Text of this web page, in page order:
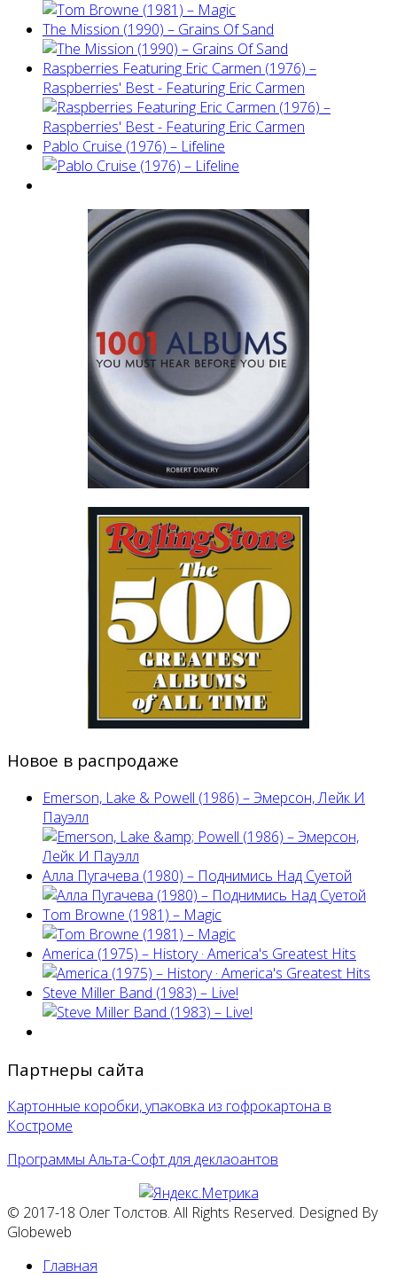
The Mission (1990) – Grains Of Sand
Raspberries Featuring Eric Carmen (1976) –
Raspberries' Best - Featuring Eric Carmen
Pablo Cruise (1976) – Lifeline
Новое в распродаже
Emerson, Lake & Powell (1986) ‎– Эмерсон, Лейк И
Пауэлл
Алла Пугачева (1980) – Поднимись Над Суетой
Tom Browne (1981) – Magic
America (1975) ‎– History · America's Greatest Hits
Steve Miller Band ‎(1983) – Live!
Партнеры сайта
Картонные коробки, упаковка из гофрокартона в
Костроме
Программы Альта-Софт для деклаоантов
© 2017-18 Олег Толстов. All Rights Reserved. Designed By
Globeweb
Главная